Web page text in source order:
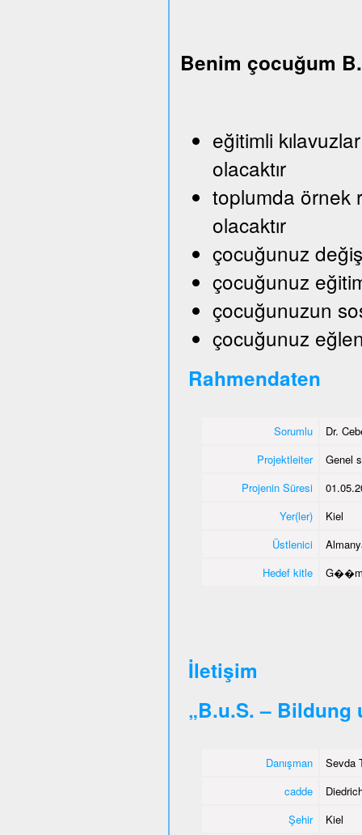
Benim çocuğum
eğitimli
olacaktır
toplumda örnek
olacaktır
çocuğunuz
çocuğunuz
çocuğunuzun
çocuğunuz
Rahmendaten
Sorumlu
Dr.
Projektleiter
Genel
Projenin Süresi
Yer(ler)
Kiel
Üstlenici
Hedef kitle
İletişim
„B.u.S. – Bildung
Danışman
Sevda
cadde
Şehir
Kiel